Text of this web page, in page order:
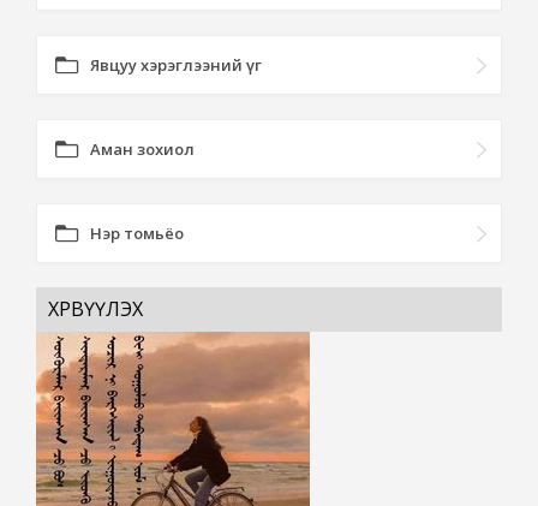
Явцуу хэрэглээний үг
Аман зохиол
Нэр томьёо
ХӨРВҮҮЛЭХ